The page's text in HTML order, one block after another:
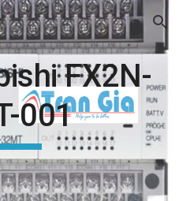
Skip to navigation
FX2N-
001